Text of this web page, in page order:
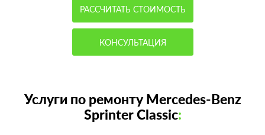
РАССЧИТАТЬ СТОИМОСТЬ
КОНСУЛЬТАЦИЯ
Услуги по ремонту Mercedes-Benz
Sprinter Classic: